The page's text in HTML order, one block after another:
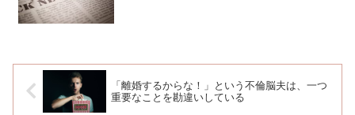
「離婚するからな！」という不倫脳夫は、一つ
重要なことを勘違いしている